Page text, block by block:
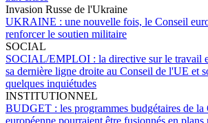
Invasion Russe de l'Ukraine
UKRAINE : une nouvelle fois, le Conseil
renforcer le soutien militaire
SOCIAL
SOCIAL/EMPLOI : la directive sur le travail
sa dernière ligne droite au Conseil de l'UE et
quelques inquiétudes
INSTITUTIONNEL
BUDGET : les programmes budgétaires de la
européenne pourraient être fusionnés en